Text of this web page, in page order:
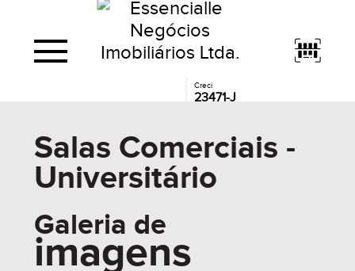
Creci
23471-J
Salas Comerciais -
Universitário
Galeria de
imagens